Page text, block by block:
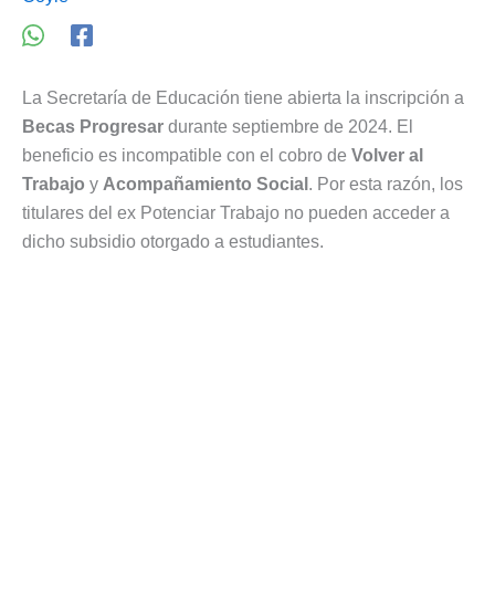
La Secretaría de Educación tiene abierta la inscripción a
Becas Progresar durante septiembre de 2024. El
beneficio es incompatible con el cobro de Volver al
Trabajo y Acompañamiento Social . Por esta razón, los
titulares del ex Potenciar Trabajo no pueden acceder a
dicho subsidio otorgado a estudiantes.